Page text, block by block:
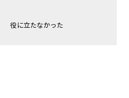
役に立たなかった